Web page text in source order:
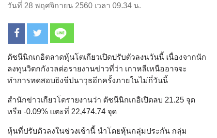
วันที่ 28 พฤศจิกายน 2560 เวลา 09.34 น.
ดัชนีนิกเกอิตลาดหุ้นโตเกียวเปิดปรับตัวลงนวันนี้ เนื่องจากนัก
ลงทุนวิตกกังวลต่อรายงานข่าวที่ว่า เกาหลีเหนืออาจจะ
ทำการทดสอบยิงขีปนาวุธอีกครั้งภายในไม่กี่วันนี้
สำนักข่าวเกียวโดรายงานว่า ดัชนีนิกเกอิเปิดลบ 21.25 จุด
หรือ -0.09% แตะที่ 22,474.74 จุด
หุ้นที่ปรับตัวลงในช่วงเช้านี้ นำโดยหุ้นกลุ่มประกัน กลุ่ม